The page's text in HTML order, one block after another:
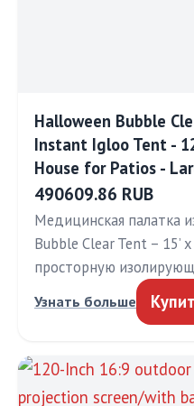
Halloween Bubble
Instant Igloo Tent -
House for Patios -
490609.86 RUB
Медицинская палатка
Bubble Clear Tent – 15’
просторную
Узнать больше